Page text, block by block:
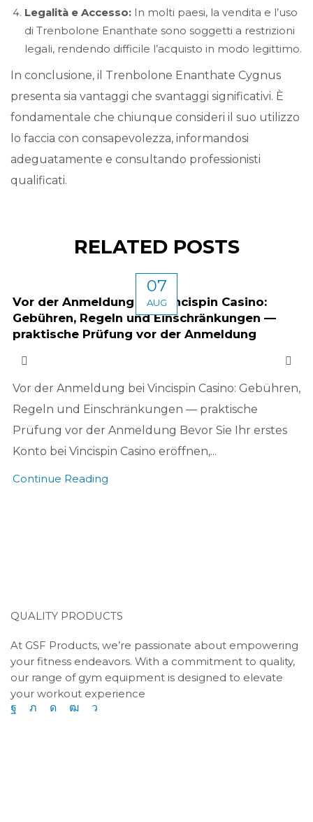
Legalità e Accesso: In molti paesi, la vendita e l’uso
di Trenbolone Enanthate sono soggetti a restrizioni
legali, rendendo difficile l’acquisto in modo legittimo.
In conclusione, il Trenbolone Enanthate Cygnus
presenta sia vantaggi che svantaggi significativi. È
fondamentale che chiunque consideri il suo utilizzo
lo faccia con consapevolezza, informandosi
adeguatamente e consultando professionisti
qualificati.
RELATED POSTS
07
AUG
Vor der Anmeldung bei Vincispin Casino:
Gebühren, Regeln und Einschränkungen —
praktische Prüfung vor der Anmeldung
Vor der Anmeldung bei Vincispin Casino: Gebühren,
Regeln und Einschränkungen — praktische
Prüfung vor der Anmeldung Bevor Sie Ihr erstes
Konto bei Vincispin Casino eröffnen,...
Continue Reading
QUALITY PRODUCTS
At GSF Products, we’re passionate about empowering
your fitness endeavors. With a commitment to quality,
our range of gym equipment is designed to elevate
your workout experience
Facebook